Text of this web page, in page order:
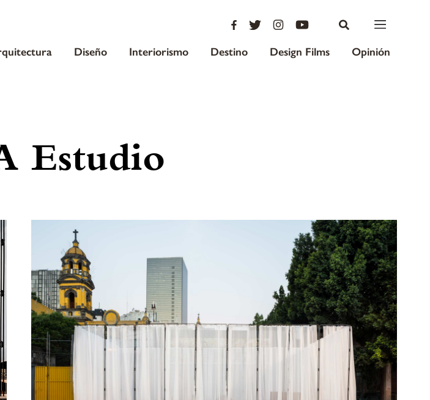
Diseño Interiorismo Destino Design Films Opinión
Estudio